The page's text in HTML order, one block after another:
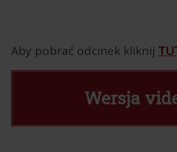
Aby pobrać odcinek kliknij
Wersja